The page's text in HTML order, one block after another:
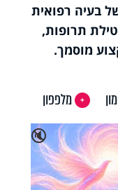
בעיה רפואית
תרופות,
מוסמך.
מלפפון
🔇